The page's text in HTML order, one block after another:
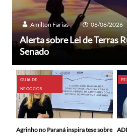
Amilton Farias 06/08/2026
Alerta sobre Lei de Terras
Senado
GUIA DE
NEGÓCIOS
Agrinho no Paraná inspira tese sobre